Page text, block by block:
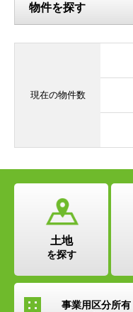
物件を探す
現在の物件数
土地
を探す
事業用 区分所有